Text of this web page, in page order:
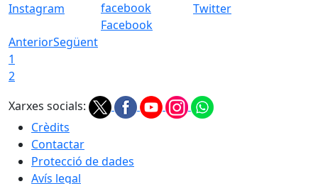
Instagram
Facebook
Twitter
AnteriorSegüent
1
2
Xarxes socials:
Crèdits
Contactar
Protecció de dades
Avís legal